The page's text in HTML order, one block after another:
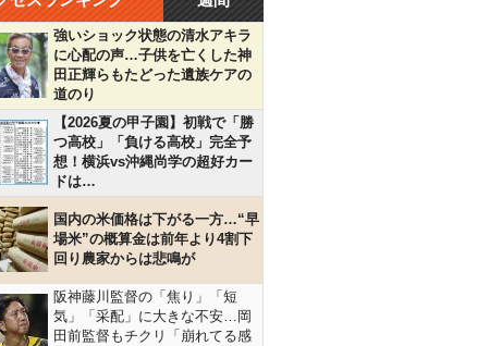
強いショック状態の清水アキラ
に心配の声…子供を亡くした神
田正輝らもたどった遺族ケアの
道のり
【2026夏の甲子園】初戦で「勝
つ高校」「負ける高校」完全予
想！横浜vs沖縄尚学の超好カー
ドは…
国内の米価格は下がる一方…“早
場米”の概算金は前年より4割下
回り農家からは悲鳴が
阪神藤川監督の「焦り」「短
気」「采配」に大きな不安…岡
田前監督もチクリ「崩れてる感